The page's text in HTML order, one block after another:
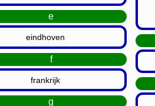
e
eindhoven
f
frankrijk
g